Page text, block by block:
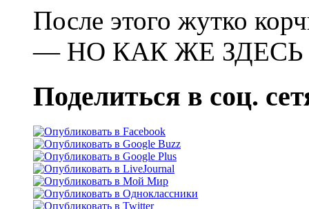
После этого жутко
— НО КАК ЖЕ
Поделиться в соц.